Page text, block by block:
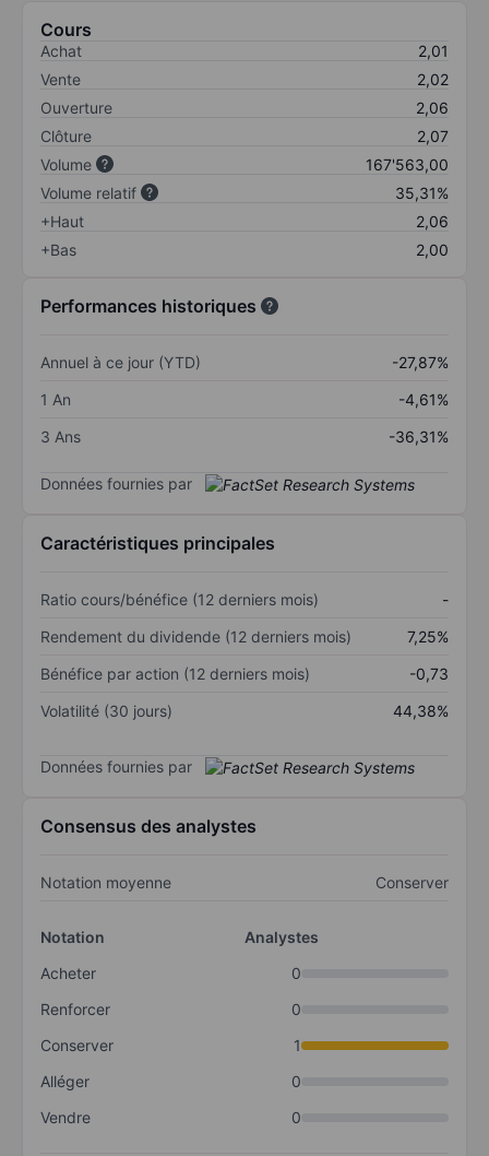
Cours
Achat
2,01
Vente
2,02
Ouverture
2,06
Clôture
2,07
Volume
167'563,00
Volume relatif
35,31%
+Haut
2,06
+Bas
2,00
Performances historiques
Annuel à ce jour (YTD)
-27,87%
1 An
-4,61%
3 Ans
-36,31%
Données fournies par
Caractéristiques principales
Ratio cours/bénéfice (12 derniers mois)
-
Rendement du dividende (12 derniers mois)
7,25%
Bénéfice par action (12 derniers mois)
-0,73
Volatilité (30 jours)
44,38%
Données fournies par
Consensus des analystes
Notation moyenne Conserver
Notation
Analystes
Acheter
0
Renforcer
0
Conserver
1
Alléger
0
Vendre
0